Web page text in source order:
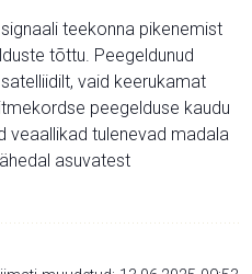
teekonna pikenemist
tõttu. Peegeldunud
vaid keerukamat
peegelduse kaudu
veaallikad tulenevad madala
asuvatest